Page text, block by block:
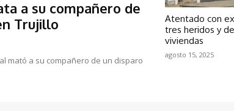
a su compañero de
Trujillo
mató a su compañero de un disparo
Atentado con
tres heridos y
viviendas
agosto 15, 2025